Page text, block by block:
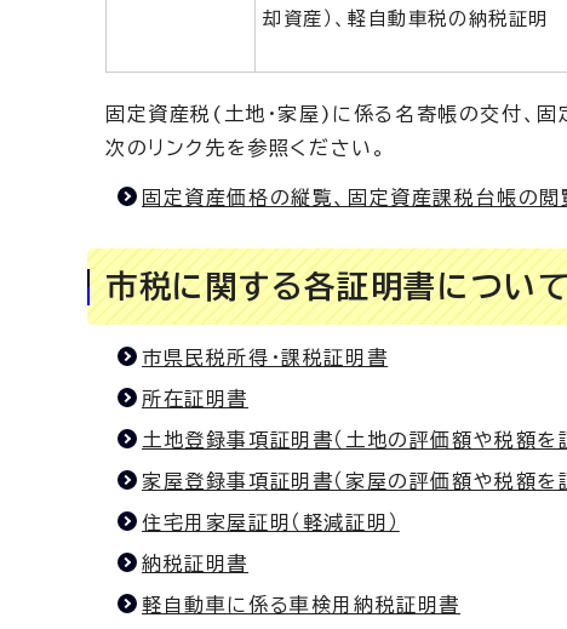
却資産）、軽自動車税の納税証明
固定資産税(土地・家屋)に係る名寄帳の交付、固
次のリンク先を参照ください。
固定資産価格の縦覧、固定資産課税台帳の閲
市税に関する各証明書につい
市県民税所得・課税証明書
所在証明書
土地登録事項証明書（土地の評価額や税額を
家屋登録事項証明書（家屋の評価額や税額を
住宅用家屋証明（軽減証明）
納税証明書
軽自動車に係る車検用納税証明書